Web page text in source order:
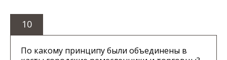
10
По какому принципу были объединены в